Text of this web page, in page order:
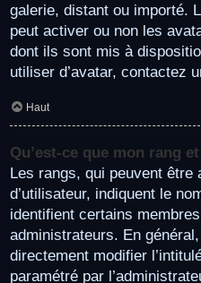
galerie, distant ou importé.
peut activer ou non les
dont ils sont mis à
utiliser d’avatar, contactez
Haut
Qu’est-ce que mon rang
Les rangs, qui peuvent être
d’utilisateur, indiquent le
identifient certains
administrateurs. En
directement modifier
paramétré par